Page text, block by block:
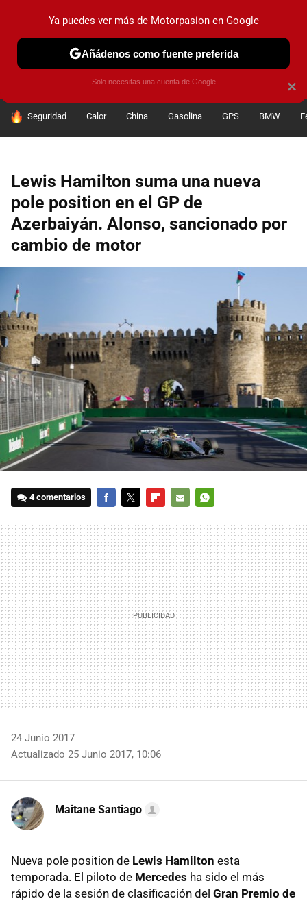
PRUEBAS COCHES ELÉCTRICOS OBSERVATORIO
HOY SE HABLA DE
Seguridad Calor China Gasolina GPS BMW
Lewis Hamilton suma una nueva
pole position en el GP de
Azerbaiyán. Alonso, sancionado por
cambio de motor
4 comentarios
MAIL
24 Junio 2017
Actualizado 25 Junio 2017, 10:06
Maitane Santiago
Nueva pole position de Lewis Hamilton esta
temporada. El piloto de Mercedes ha sido el más
rápido de la sesión de clasificación del Gran Premio de
×
Ya puedes ver más de Motorpasion en Google
Añádenos como fuente preferida
Solo necesitas una cuenta de Google